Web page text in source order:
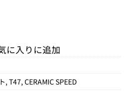
に入りに追加
, T47, CERAMIC SPEED